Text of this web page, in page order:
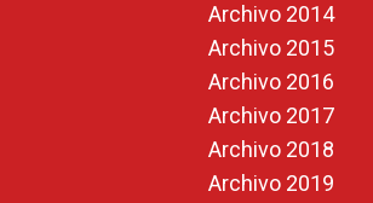
Archivo 2014
Archivo 2015
Archivo 2016
Archivo 2017
Archivo 2018
Archivo 2019